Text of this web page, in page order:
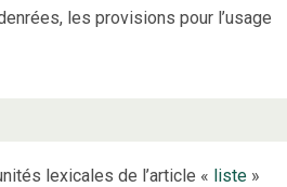
les provisions pour l’usage
lexicales de l’article « liste »